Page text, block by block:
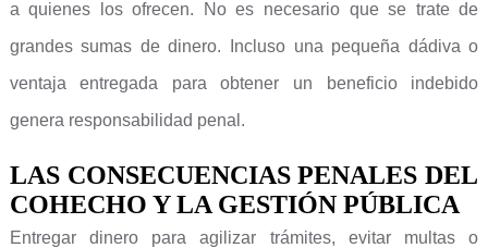
a quienes los ofrecen. No es necesario que se trate de
grandes sumas de dinero. Incluso una pequeña dádiva o
ventaja entregada para obtener un beneficio indebido
genera responsabilidad penal.
LAS CONSECUENCIAS PENALES DEL
COHECHO Y LA GESTIÓN PÚBLICA
Entregar dinero para agilizar trámites, evitar multas o